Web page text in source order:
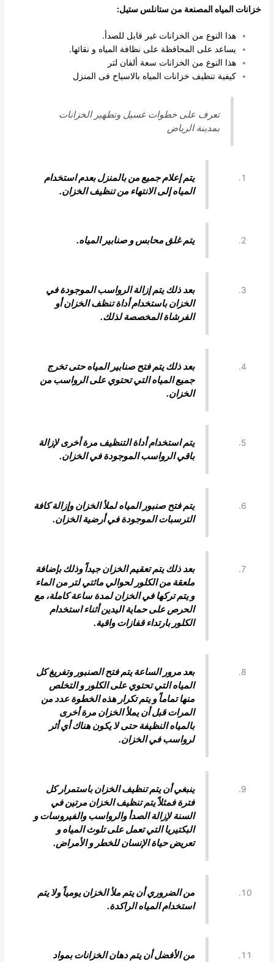
خزانات المياه المصنعة من ستانلس ستيل:
هذا النوع من الخزانات غير قابل للصدأ.
يساعد على المحافظة على نظافة المياه و نقائها.
هذا النوع من الخزانات سعة ألفان لتر
كيفية تنظيف خزانات المياه بالاسياح فى المنزل
تعرف على خطوات غسيل وتطهير الخزانات
بمدينة الرياض
يتم إعلام جميع من بالمنزل بعدم استخدام
المياه إلى الانتهاء من تنظيف الخزان.
يتم غلق محابس و صنابير المياه.
بعد ذلك يتم إزالة الرواسب الموجودة في
الخزان باستخدام أداة تنظف الخزان أو
الفرشاة المخصصة لذلك.
بعد ذلك يتم فتح صنابير المياه حتى تخرج
جميع المياه التي تحتوي على الرواسب من
الخزان.
يتم استخدام أداة التنظيف مرة أخرى لإزالة
باقي الرواسب الموجودة في الخزان.
يتم فتح صنبور المياه لملأ الخزان وإزالة كافة
الترسبات الموجودة في أرضية الخزان.
بعد ذلك يتم تعقيم الخزان جيداً وذلك بإضافة
ملعقة من الكلور لحوالي مائتي لتر من الماء
و يتم تركها في الخزان لمدة ساعة كاملة، مع
الحرص على حماية اليدين أثناء استخدام
الكلور بارتداء قفازات واقية.
بعد مرور الساعة يتم فتح الصنبور وتفريغ كل
المياه التي تحتوي على الكلور و التخلص
منها تماماً و يتم تكرار هذه الخطوة عدد من
المرات قبل أن يملأ الخزان مرة أخرى
بالمياه النظيفة حتى لا يكون هناك أي أثر
لرواسب في الخزان.
ينبغي أن يتم تنظيف الخزان باستمرار كل
فترة فمثلاً يتم تنظيف الخزان مرتين في
السنة لإزالة الصدأ والرواسب والفيروسات و
البكتيريا التي تعمل على تلوث المياه و
تعريض حياة الإنسان للخطر و الأمراض.
من الضروري أن يتم ملأ الخزان يومياً ولا يتم
استخدام المياه الراكدة.
من الأفضل أن يتم دهان الخزانات بمواد